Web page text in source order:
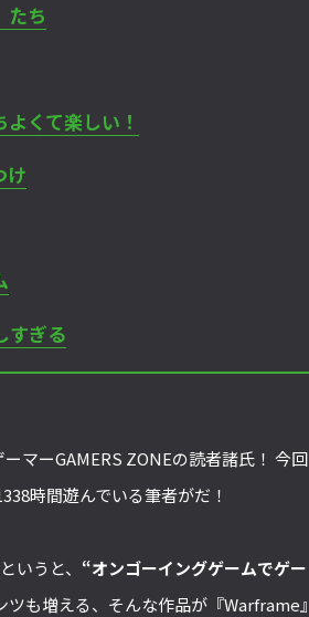
たち
くて楽しい！
け
すぎる
マーGAMERS ZONEの読者諸氏！ 今回
時間遊んでいる筆者がだ！
いうと、 “オンゴーイングゲームでゲー
も増える、そんな作品が『Warframe』